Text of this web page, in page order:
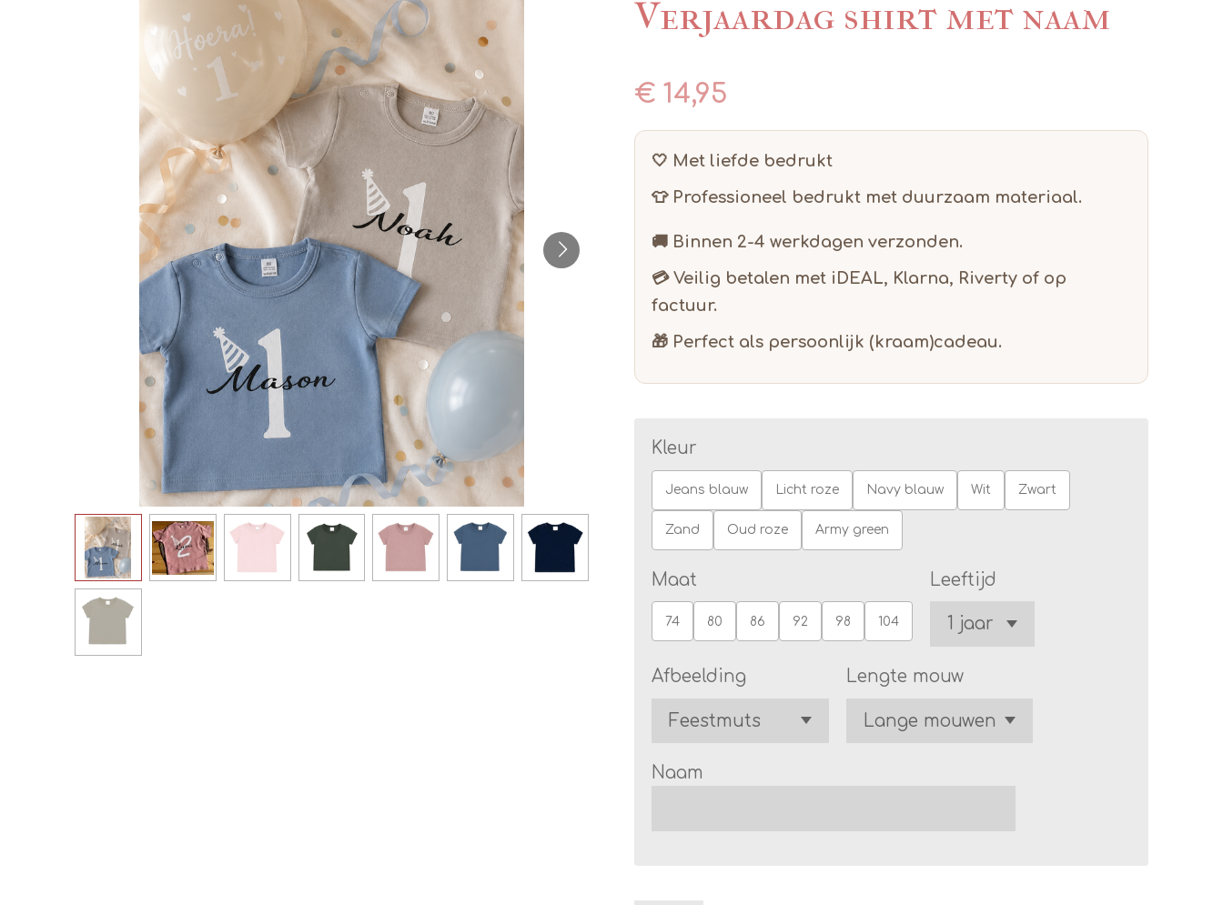
Verjaardag shirt met naam
€ 14,95
🤍 Met liefde bedrukt
👕 Professioneel bedrukt met duurzaam materiaal.
🚚 Binnen 2-4 werkdagen verzonden.
💳 Veilig betalen met iDEAL, Klarna, Riverty of op
factuur.
🎁 Perfect als persoonlijk (kraam)cadeau.
Kleur
Jeans blauw Licht roze Navy blauw Wit Zwart
Zand Oud roze Army green
Maat
74 80 86 92 98 104
Leeftijd
Afbeelding Lengte mouw
Naam